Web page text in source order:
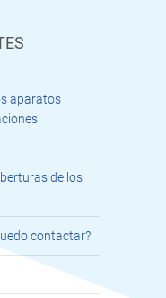
aparatos
de los
contactar?